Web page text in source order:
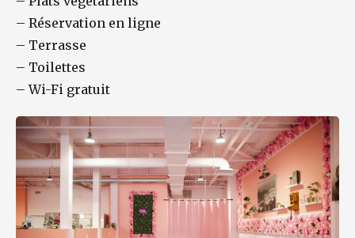
– Réservation en ligne
– Terrasse
– Toilettes
–Wi-Fi gratuit